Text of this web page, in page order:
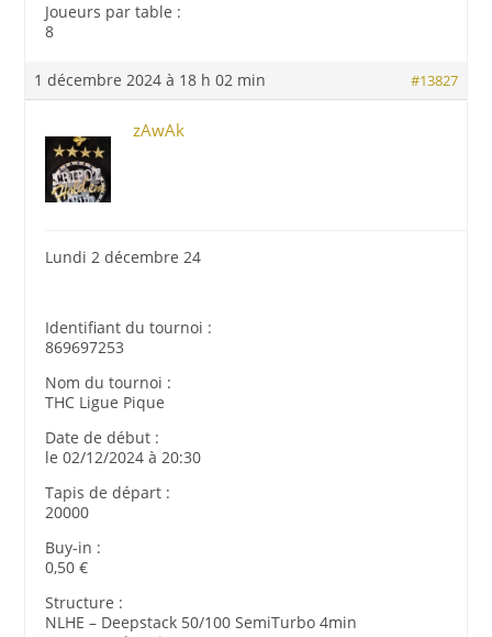
Joueurs par table :
8
1 décembre 2024 à 18 h 02 min #13827
zAwAk
Lundi 2 décembre 24
Identifiant du tournoi :
869697253
Nom du tournoi :
THC Ligue Pique
Date de début :
le 02/12/2024 à 20:30
Tapis de départ :
20000
Buy-in :
0,50 €
Structure :
NLHE – Deepstack 50/100 SemiTurbo 4min